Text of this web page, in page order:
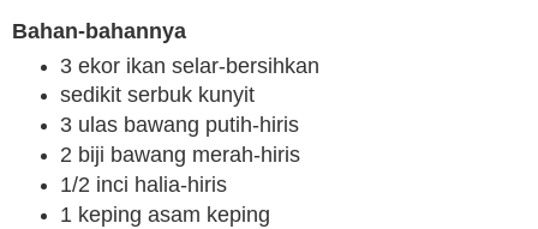
Bahan-bahannya
3 ekor ikan selar-bersihkan
sedikit serbuk kunyit
3 ulas bawang putih-hiris
2 biji bawang merah-hiris
1/2 inci halia-hiris
1 keping asam keping